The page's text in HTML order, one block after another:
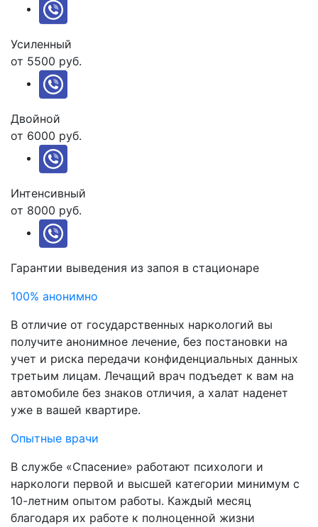
Усиленный
от 5500 руб.
Двойной
от 6000 руб.
Интенсивный
от 8000 руб.
Гарантии выведения из запоя в стационаре
100% анонимно
В отличие от государственных наркологий вы
получите анонимное лечение, без постановки на
учет и риска передачи конфиденциальных данных
третьим лицам. Лечащий врач подъедет к вам на
автомобиле без знаков отличия, а халат наденет
уже в вашей квартире.
Опытные врачи
В службе «Спасение» работают психологи и
наркологи первой и высшей категории минимум с
10-летним опытом работы. Каждый месяц
благодаря их работе к полноценной жизни